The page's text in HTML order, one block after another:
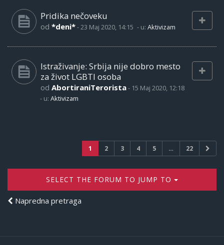
Pridika nečoveku
od *deni*-23 Maj 2020, 14:15 - u: Aktivizam
Istraživanje: Srbija nije dobro mesto
za život LGBTI osoba
od AbortiraniTerorista- 15 Maj 2020, 12:18
- u: Aktivizam
1 2 3 4 5 … 22
SELECT THE FORUM TO JUMP TO
Napredna pretraga